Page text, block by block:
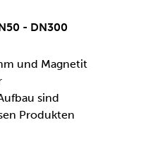
- DN300
und Magnetit
sind
Produkten